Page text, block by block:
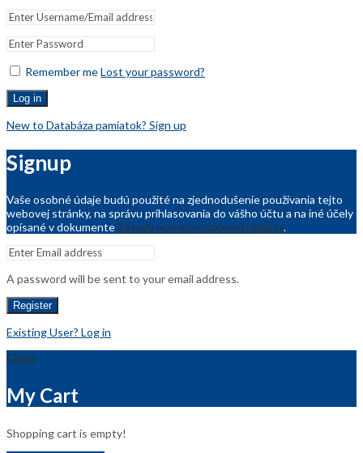
Remember meLost your password?
Log in
New to Databáza pamiatok? Sign up
Signup
Vaše osobné údaje budú použité na zjednodušenie používania tejto
webovej stránky, na správu prihlasovania do vášho účtu a na iné účely
opísané v dokumente Zásady ochrany osobných údajov.
A password will be sent to your email address.
Register
Existing User? Log in
Close
My Cart
Shopping cart is empty!